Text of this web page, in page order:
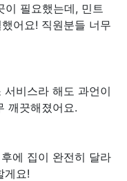
필요했는데, 민트
어요! 직원분들 너무
비스라 해도 과언이
깨끗해졌어요.
에 집이 완전히 달라
게요!